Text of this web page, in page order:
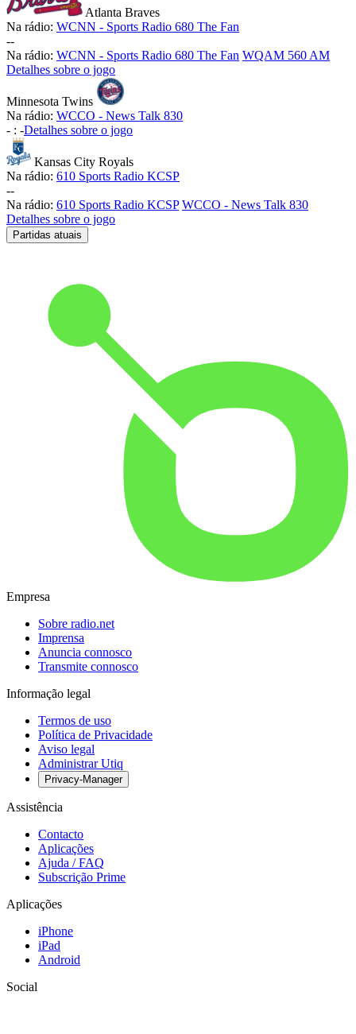
Atlanta Braves
Na rádio: WCNN - Sports Radio 680 The Fan
--
Na rádio: WCNN - Sports Radio 680 The Fan WQAM 560 AM
Detalhes sobre o jogo
Minnesota Twins
Na rádio: WCCO - News Talk 830
- : -Detalhes sobre o jogo
Kansas City Royals
Na rádio: 610 Sports Radio KCSP
--
Na rádio: 610 Sports Radio KCSP WCCO - News Talk 830
Detalhes sobre o jogo
Partidas atuais
Empresa
Sobre radio.net
Imprensa
Anuncia connosco
Transmite connosco
Informação legal
Termos de uso
Política de Privacidade
Aviso legal
Administrar Utiq
Privacy-Manager
Assistência
Contacto
Aplicações
Ajuda / FAQ
Subscrição Prime
Aplicações
iPhone
iPad
Android
Social